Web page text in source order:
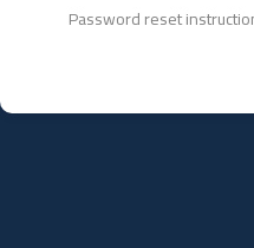
Password reset